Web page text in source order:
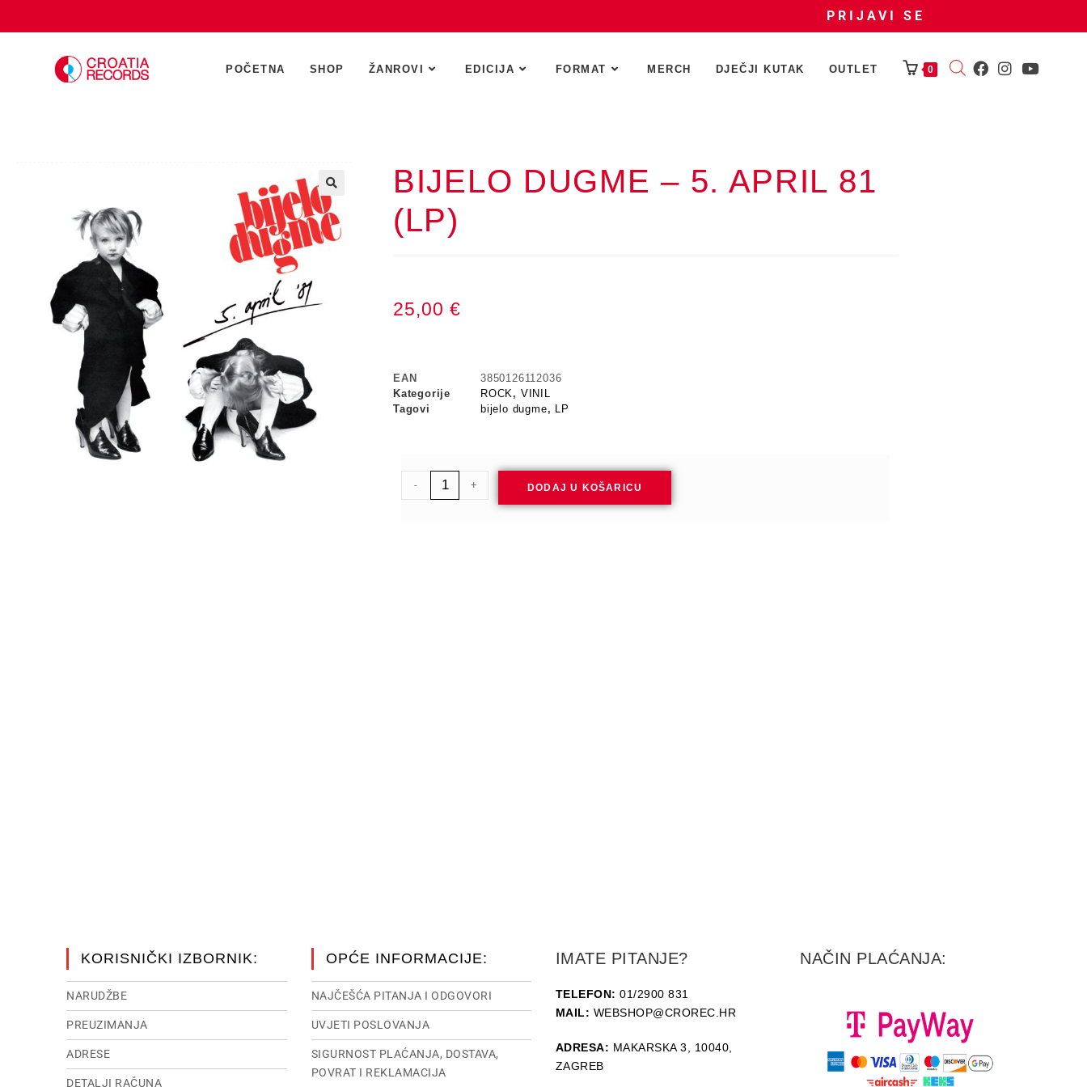
PRIJAVI SE
POČETNA SHOP ŽANROVI EDICIJA FORMAT MERCH DJEČJI KUTAK OUTLET 0
BIJELO DUGME – 5. APRIL 81
(LP)
25,00 €
EAN
3850126112036
Kategorije
ROCK, VINIL
Tagovi
bijelo dugme, LP
- + DODAJ U KOŠARICU
KORISNIČKI IZBORNIK:
NARUDŽBE
PREUZIMANJA
ADRESE
DETALJI RAČUNA
OPĆE INFORMACIJE:
NAJČEŠĆA PITANJA I ODGOVORI
UVJETI POSLOVANJA
SIGURNOST PLAĆANJA, DOSTAVA,
POVRAT I REKLAMACIJA
IMATE PITANJE?
TELEFON: 01/2900 831
MAIL: WEBSHOP@CROREC.HR
ADRESA: MAKARSKA 3, 10040,
ZAGREB
NAČIN PLAĆANJA: